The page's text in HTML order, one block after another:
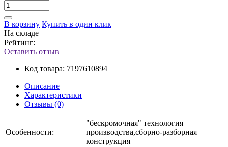
В корзину Купить в один клик
На складе
Рейтинг:
Оставить отзыв
Код товара: 7197610894
Описание
Характеристики
Отзывы (0)
Особенности:
"бескромочная" технология
производства,сборно-разборная
конструкция